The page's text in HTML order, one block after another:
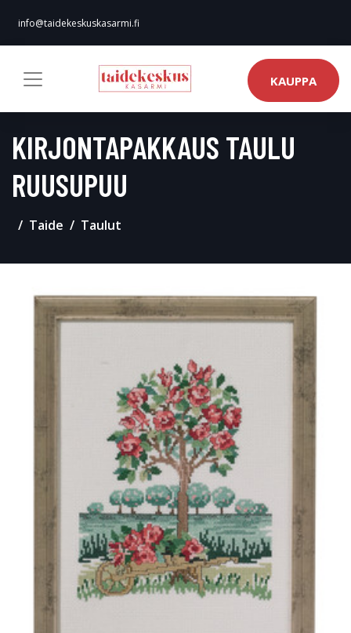
info@taidekeskuskasarmi.fi
KAUPPA
KIRJONTAPAKKAUS TAULU
RUUSUPUU
Taide Taulut